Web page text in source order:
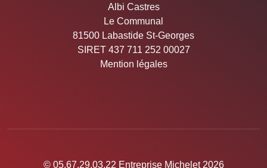
Albi Castres
Le Communal
81500 Labastide St-Georges
SIRET 437 711 252 00027
Mention légales
© 05.67.29.03.22 Entreprise Michelet 2026